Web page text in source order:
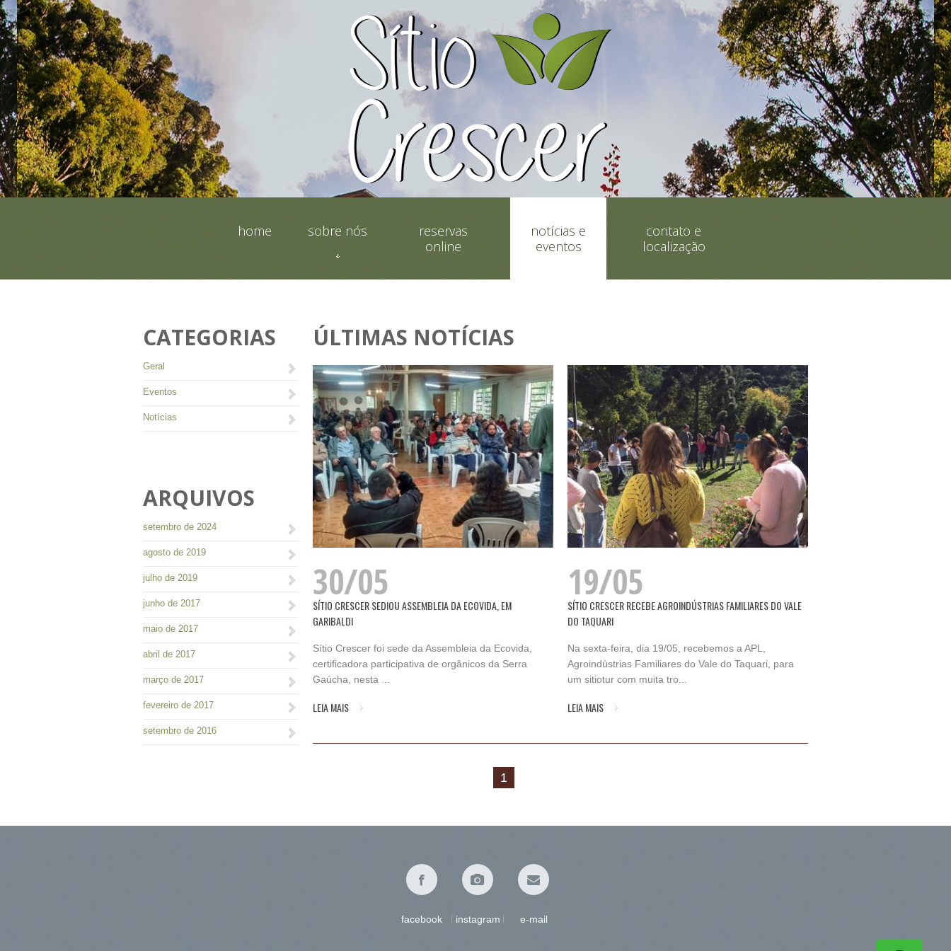
home sobre nós
reservas
online
notícias e
eventos
contato e
localização
CATEGORIAS
Geral
Eventos
Notícias
ARQUIVOS
setembro de 2024
agosto de 2019
julho de 2019
junho de 2017
maio de 2017
abril de 2017
março de 2017
fevereiro de 2017
setembro de 2016
ÚLTIMAS NOTÍCIAS
30/05
SÍTIO CRESCER SEDIOU ASSEMBLEIA DA ECOVIDA, EM
GARIBALDI
Sítio Crescer foi sede da Assembleia da Ecovida,
certificadora participativa de orgânicos da Serra
Gaúcha, nesta ...
LEIA MAIS
19/05
SÍTIO CRESCER RECEBE AGROINDÚSTRIAS FAMILIARES DO VALE
DO TAQUARI
Na sexta-feira, dia 19/05, recebemos a APL,
Agroindústrias Familiares do Vale do Taquari, para
um sitiotur com muita tro...
LEIA MAIS
1
facebook instagram e-mail